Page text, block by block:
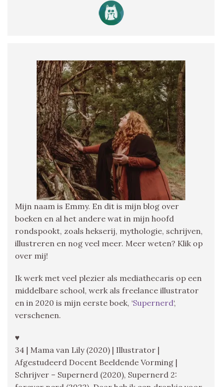
Mijn naam is Emmy. En dit is mijn blog over
boeken en al het andere wat in mijn hoofd
rondspookt, zoals hekserij, mythologie, schrijven,
illustreren en nog veel meer. Meer weten? Klik op
over mij!
Ik werk met veel plezier als mediathecaris op een
middelbare school, werk als freelance illustrator
en in 2020 is mijn eerste boek, ‘Supernerd‘,
verschenen.
♥
34 | Mama van Lily (2020) | Illustrator |
Afgestudeerd Docent Beeldende Vorming |
Schrijver – Supernerd (2020), Supernerd 2: